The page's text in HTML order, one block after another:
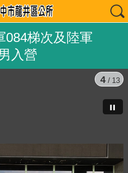
084梯次及陸軍
入營
4 / 13